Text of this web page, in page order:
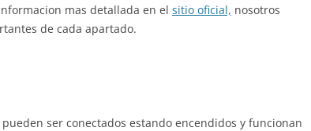
mas detallada en el sitio oficial, nosotros
de cada apartado.
ser conectados estando encendidos y funcionan